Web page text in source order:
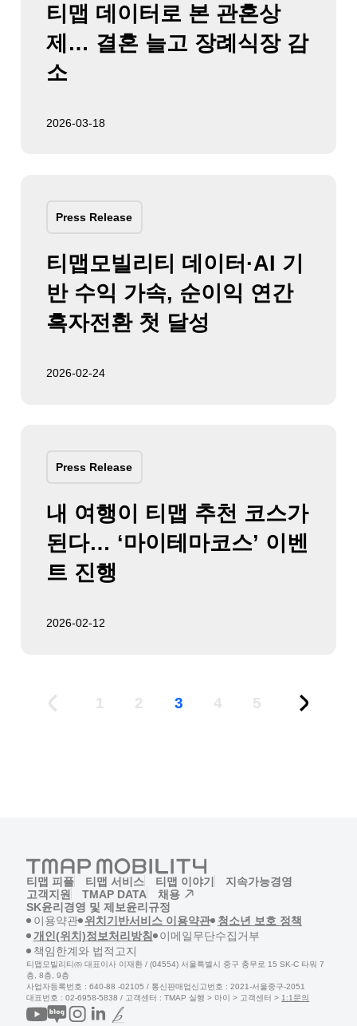
티맵 데이터로 본 관혼상
제… 결혼 늘고 장례식장 감
소
2026-03-18
Press Release
티맵모빌리티 데이터·AI 기
반 수익 가속, 순이익 연간
흑자전환 첫 달성
2026-02-24
Press Release
내 여행이 티맵 추천 코스가
된다… ‘마이테마코스’ 이벤
트 진행
2026-02-12
1 2 3 4 5
티맵 피플 티맵 서비스 티맵 이야기
지속가능경영
고객지원
TMAP DATA 채용
(새창)
SK윤리경영 및 제보윤리규정
이용약관(새창)
위치기반서비스 이용약관(새창)
청소년 보호 정책(새창)
개인(위치)정보처리방침(새창)
이메일무단수집거부
책임한계와 법적고지
티맵모빌리티㈜ 대표이사 이재환 / (04554) 서울특별시 중구 충무로 15 SK-C 타워 7
층, 8층, 9층
사업자등록번호 : 640-88 -02105 / 통신판매업신고번호 : 2021-서울중구-2051
대표번호 : 02-6958-5838 / 고객센터 :TMAP 실행 > 마이 > 고객센터 > 1:1문의